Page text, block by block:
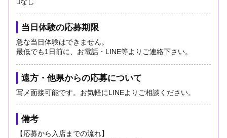
当日体験の応募期限
急な当日体験はできません。
最低でも1日前に、お電話・LINE等よりご連絡下さい。
遠方・他県からの応募について
写メ面接可能です。お気軽にLINEよりご相談ください。
備考
【応募から入店までの流れ】